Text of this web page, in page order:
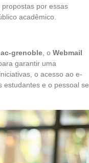
por essas
acadêmico.
grenoble , o Webmail
garantir uma
o acesso ao e-
estudantes e o pessoal se